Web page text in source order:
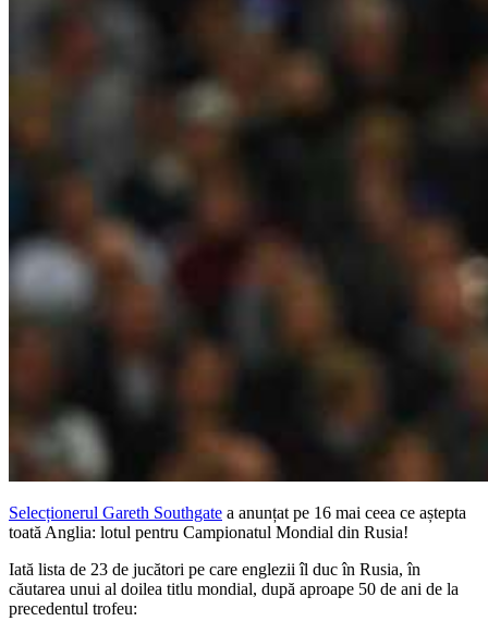
Selecționerul Gareth Southgate a anunțat pe 16 mai ceea ce aștepta
toată Anglia: lotul pentru Campionatul Mondial din Rusia!
Iată lista de 23 de jucători pe care englezii îl duc în Rusia, în
căutarea unui al doilea titlu mondial, după aproape 50 de ani de la
precedentul trofeu: